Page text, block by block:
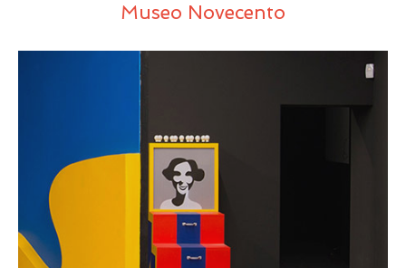
Museo Novecento